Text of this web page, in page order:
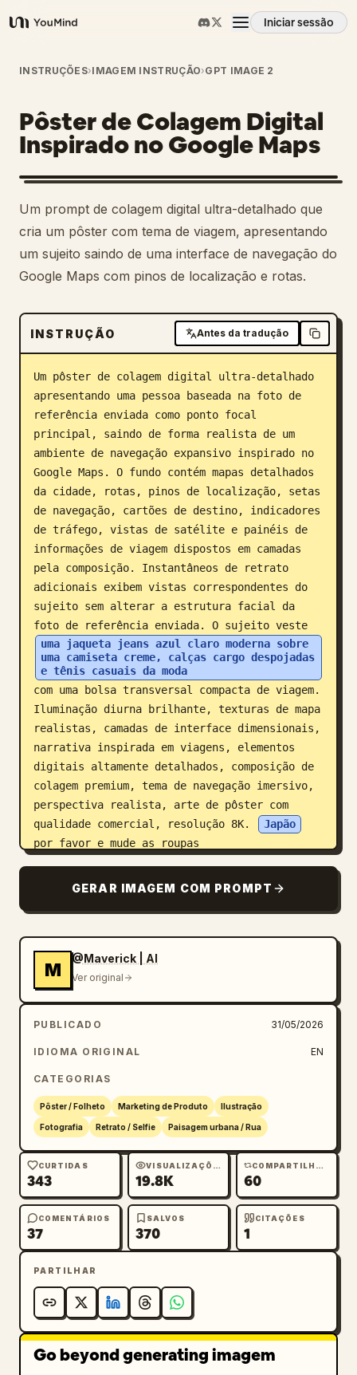
YouMind
Iniciar sessão
Visão geral
Casos de uso
Habilidades
Prompts
Preços
Transferir
Blogue
Atualizações
INSTRUÇÕES›IMAGEM INSTRUÇÃO›GPT IMAGE 2
Pôster de Colagem Digital
Inspirado no Google Maps
Um prompt de colagem digital ultra-detalhado que
cria um pôster com tema de viagem, apresentando
um sujeito saindo de uma interface de navegação do
Google Maps com pinos de localização e rotas.
INSTRUÇÃO Antes da tradução
Um pôster de colagem digital ultra-detalhado
apresentando uma pessoa baseada na foto de
referência enviada como ponto focal
principal, saindo de forma realista de um
ambiente de navegação expansivo inspirado no
Google Maps. O fundo contém mapas detalhados
da cidade, rotas, pinos de localização, setas
de navegação, cartões de destino, indicadores
de tráfego, vistas de satélite e painéis de
informações de viagem dispostos em camadas
pela composição. Instantâneos de retrato
adicionais exibem vistas correspondentes do
sujeito sem alterar a estrutura facial da
foto de referência enviada. O sujeito veste
uma jaqueta jeans azul claro moderna sobre
uma camiseta creme, calças cargo despojadas
e tênis casuais da moda
com uma bolsa transversal compacta de viagem.
Iluminação diurna brilhante, texturas de mapa
realistas, camadas de interface dimensionais,
narrativa inspirada em viagens, elementos
digitais altamente detalhados, composição de
colagem premium, tema de navegação imersivo,
perspectiva realista, arte de pôster com
qualidade comercial, resolução 8K.
Japão
por favor e mude as roupas
GERAR IMAGEM COM PROMPT
M
@Maverick | AI
Ver original
PUBLICADO 31/05/2026
IDIOMA ORIGINAL EN
CATEGORIAS
Pôster / Folheto Marketing de Produto Ilustração
Fotografia Retrato / Selfie Paisagem urbana / Rua
CURTIDAS
343
VISUALIZAÇÕES
19.8K
COMPARTILHAMENTOS
60
COMENTÁRIOS
37
SALVOS
370
CITAÇÕES
1
PARTILHAR
Go beyond generating imagem